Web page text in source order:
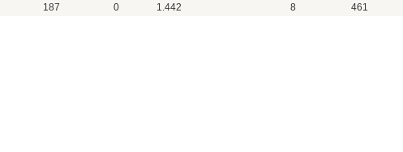
187 0 1.442 8 461